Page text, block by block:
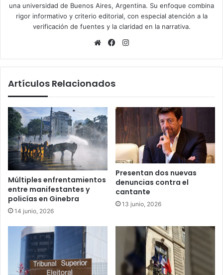
una universidad de Buenos Aires, Argentina. Su enfoque combina
rigor informativo y criterio editorial, con especial atención a la
verificación de fuentes y la claridad en la narrativa.
Sitio
Facebook
Artículos Relacionados
Múltiples enfrentamientos
entre manifestantes y
policías en Ginebra
14 junio, 2026
Presentan dos nuevas
denuncias contra el
cantante
13 junio, 2026